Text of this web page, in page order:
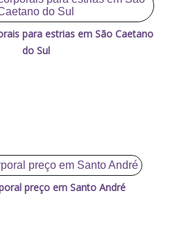
para estrias em São Caetano
do Sul
preço em Santo André